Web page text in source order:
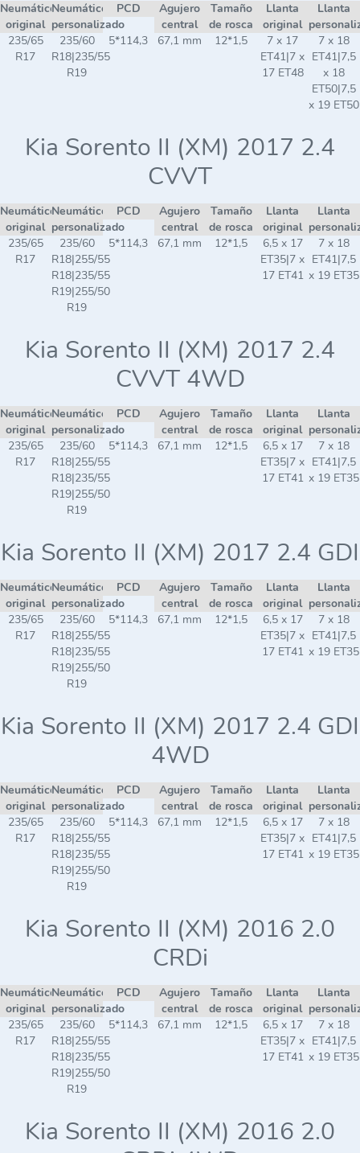
Neumático
original
Neumático
personalizado
PCD
Agujero
central
Tamaño
de rosca
Llanta
original
Llanta
235/65
R17
235/60
R18|235/55
R19
5*114,3 67,1 mm 12*1,5
7 x 17
ET41|7 x
17 ET48
7 x 18
ET41|7,5
x 18
ET50|7,5
x 19 ET50
Kia Sorento II (XM) 2017 2.4
CVVT
Neumático
original
Neumático
personalizado
PCD
Agujero
central
Tamaño
de rosca
Llanta
original
Llanta
235/65
R17
235/60
R18|255/55
R18|235/55
R19|255/50
R19
5*114,3 67,1 mm 12*1,5
6,5 x 17
ET35|7 x
17 ET41
7 x 18
ET41|7,5
x 19 ET35
Kia Sorento II (XM) 2017 2.4
CVVT 4WD
Neumático
original
Neumático
personalizado
PCD
Agujero
central
Tamaño
de rosca
Llanta
original
Llanta
235/65
R17
235/60
R18|255/55
R18|235/55
R19|255/50
R19
5*114,3 67,1 mm 12*1,5
6,5 x 17
ET35|7 x
17 ET41
7 x 18
ET41|7,5
x 19 ET35
Kia Sorento II (XM) 2017 2.4 GDI
Neumático
original
Neumático
personalizado
PCD
Agujero
central
Tamaño
de rosca
Llanta
original
Llanta
235/65
R17
235/60
R18|255/55
R18|235/55
R19|255/50
R19
5*114,3 67,1 mm 12*1,5
6,5 x 17
ET35|7 x
17 ET41
7 x 18
ET41|7,5
x 19 ET35
Kia Sorento II (XM) 2017 2.4 GDI
4WD
Neumático
original
Neumático
personalizado
PCD
Agujero
central
Tamaño
de rosca
Llanta
original
Llanta
235/65
R17
235/60
R18|255/55
R18|235/55
R19|255/50
R19
5*114,3 67,1 mm 12*1,5
6,5 x 17
ET35|7 x
17 ET41
7 x 18
ET41|7,5
x 19 ET35
Kia Sorento II (XM) 2016 2.0
CRDi
Neumático
original
Neumático
personalizado
PCD
Agujero
central
Tamaño
de rosca
Llanta
original
Llanta
235/65
R17
235/60
R18|255/55
R18|235/55
R19|255/50
R19
5*114,3 67,1 mm 12*1,5
6,5 x 17
ET35|7 x
17 ET41
7 x 18
ET41|7,5
x 19 ET35
Kia Sorento II (XM) 2016 2.0